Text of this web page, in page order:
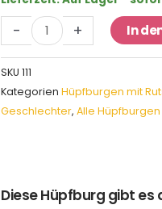
-
Rutsche
Menge
+ In
SKU 111
Kategorien Hüpfburgen mit
Geschlechter, Alle Hüpfburgen
Diese Hüpfburg gibt es